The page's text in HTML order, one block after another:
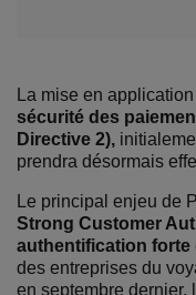
La mise en
sécurité des
Directive 2),
prendra désormais
Le principal enjeu de
Strong Customer
authentification forte
des entreprises du
en septembre dernier,